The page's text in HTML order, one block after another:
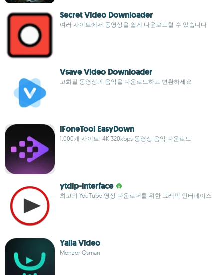
Secret Video Downloader
여러 사이트에서 동영상을 쉽게 다운로드할 수 있습니다
Vsave Video Downloader
고화질 동영상과 음악을 다운로드하고 변환하세요
iFoneTool EasyDown
1,000개 사이트, 4K·320kbps 동영상·음악 다운로드
ytdlp-interface
최고의 YouTube 영상 다운로더를 위한 그래픽 인터페이스
Yalla Video
Monzer Osman